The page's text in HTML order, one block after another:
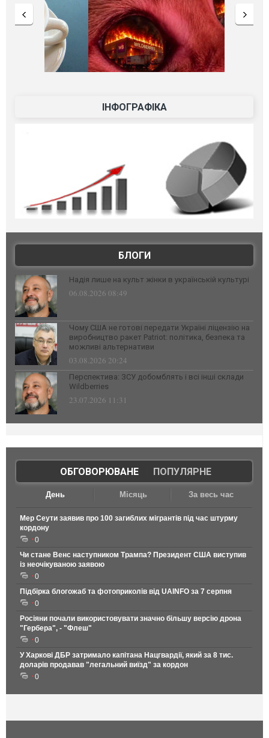
ІНФОГРАФІКА
БЛОГИ
Надія лише на культ жінки в українській культурі
06.08.2026 08:49
Чому США не готові передати Україні ліцензію на
виробництво ракет Patriot: політика, безпека та
можливі альтернативи
03.08.2026 20:24
Перспектива: ЗСУ добомблять і всі інші склади
Wildberries
23.07.2026 11:31
ОБГОВОРЮВАНЕ| ПОПУЛЯРНЕ
День Місяць За весь час
Мер Сеути заявив про 100 загиблих мігрантів під час штурму
кордону
0
Чи стане Венс наступником Трампа? Президент США виступив
із неочікуваною заявою
0
Підбірка блогожаб та фотоприколів від UAINFO за 7 серпня
0
Росіяни почали використовувати значно більшу версію дрона
"Гербера", - "Флеш"
0
У Харкові ДБР затримало капітана Нацгвардії, який за 8 тис.
доларів продавав "легальний виїзд" за кордон
0